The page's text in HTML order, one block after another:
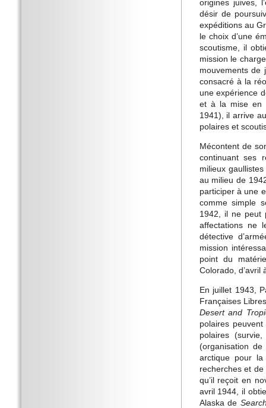
origines juives,
désir de
expéditions au
le choix d’une
scoutisme, il
mission le
mouvements de
consacré à la
une expérience
et à la mise en
1941), il arrive
polaires et
Mécontent de
continuant ses
milieux
au milieu de
participer à une
comme simple
1942, il ne peut
affectations ne
détective
mission
point du
Colorado, d’avril
En juillet 1943,
Françaises
Desert and
polaires
polaires
(organisation
arctique pour
recherches et
qu’il reçoit en
avril 1944, il
Alaska de